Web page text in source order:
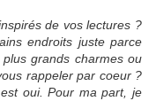
de vos lectures ?
endroits juste parce
grands charmes ou
rappeler par coeur ?
oui. Pour ma part, je